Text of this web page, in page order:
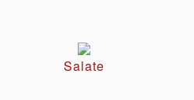
Salate